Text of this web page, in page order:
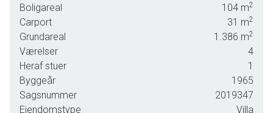
Ligeledes er der kort afstand til denne hyggelige lystbådehavn, hvor
badebroerne flittig bliver brugt året rundt.
I kan gå til vandet og Tvede Skov på bare fem minutter, og nærmeste skole,
Der er også let adgang til de mange gode tilbud i såvel Rudkøbing som
Svendborg.
Boligareal 104 m2
Carport 31 m2
Grundareal 1.386 m2
Værelser
4
Heraf stuer
1
Byggeår
1965
Sagsnummer
2019347
Ejendomstype
Villa